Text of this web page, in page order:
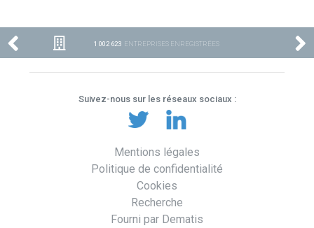
1 002 623 ENTREPRISES ENREGISTRÉES
Suivez-nous sur les réseaux sociaux :
Mentions légales
Politique de confidentialité
Cookies
Recherche
Fourni par Dematis